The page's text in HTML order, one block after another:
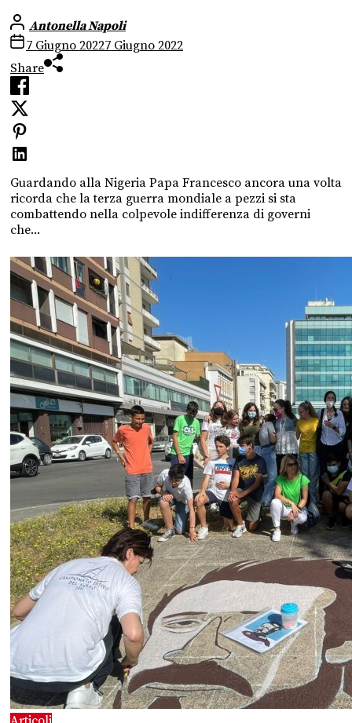
Antonella Napoli
7 Giugno 20227 Giugno 2022
Share
Guardando alla Nigeria Papa Francesco ancora una volta
ricorda che la terza guerra mondiale a pezzi si sta
combattendo nella colpevole indifferenza di governi
che...